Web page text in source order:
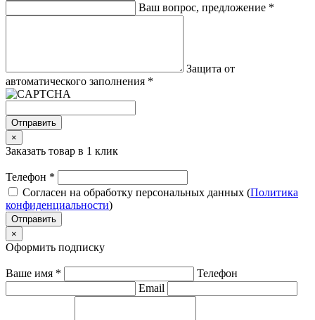
Ваш вопрос, предложение *
Защита от
автоматического заполнения *
Отправить
×
Заказать товар в 1 клик
Телефон *
Согласен на обработку персональных данных (Политика
конфиденциальности)
Отправить
×
Оформить подписку
Ваше имя *
Телефон
Email